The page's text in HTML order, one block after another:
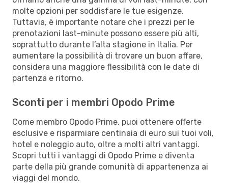
molte opzioni per soddisfare le tue esigenze.
Tuttavia, è importante notare che i prezzi per le
prenotazioni last-minute possono essere più alti,
soprattutto durante l’alta stagione in Italia. Per
aumentare la possibilità di trovare un buon affare,
considera una maggiore flessibilità con le date di
partenza e ritorno.
Sconti per i membri Opodo Prime
Come membro Opodo Prime, puoi ottenere offerte
esclusive e risparmiare centinaia di euro sui tuoi voli,
hotel e noleggio auto, oltre a molti altri vantaggi.
Scopri tutti i vantaggi di Opodo Prime e diventa
parte della più grande comunità di appartenenza ai
viaggi del mondo.